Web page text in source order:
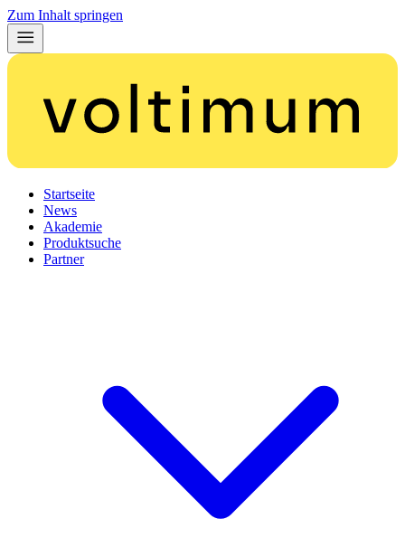
Zum Inhalt springen
Startseite
News
Akademie
Produktsuche
Partner